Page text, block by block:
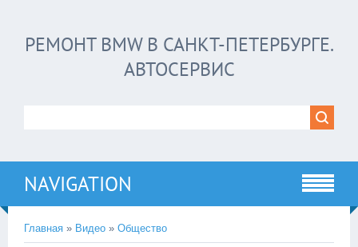
РЕМОНТ BMW В САНКТ-ПЕТЕРБУРГЕ.
АВТОСЕРВИС
NAVIGATION
Главная » Видео » Общество